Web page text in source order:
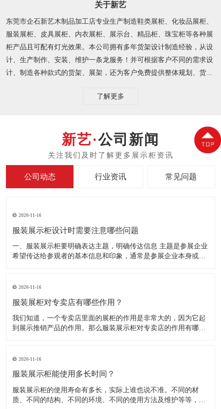
关于新艺
东莞市企石新艺木制品加工店专业生产制造鞋类展柜、化妆品展柜、
服装展柜、皮具展柜、内衣展柜、展示台、精品柜、珠宝柜等各种展
柜产品且可配有灯光效果。本公司拥有多年货架设计制造经验，从设
计、生产制作、安装、维护一条龙服务！并可根据客户不同的需求设
计、制造各种款式的货架、展架，还为客户免费提供整体规划、货...
了解更多
公司新闻
公司动态 行业资讯 常见问题
2020-11-16
服装展示柜设计时需要注意哪些问题
一、服装展示柜要明确表达主题，明确传达信息 主题是参展企业
希望传达给参观者的基本信息和印象，通常是参展企业本身或产
2020-11-16
服装展柜对专卖店有哪些作用？
我们知道，一个专卖店里面的展柜的作用是非常大的，因为它起
到展示推销产品的作用。那么服装展示柜对专卖店的作用有哪些
陈列展示商品。把商品的风采展现在消费者面前，使消费者对商
2020-11-16
服装展示柜能使用多长时间？
服装展示柜的使用寿命有多长，实际上谁也说不准。不同的材
质、不同的结构、不同的环境、不同的使用方法及维护等等，都